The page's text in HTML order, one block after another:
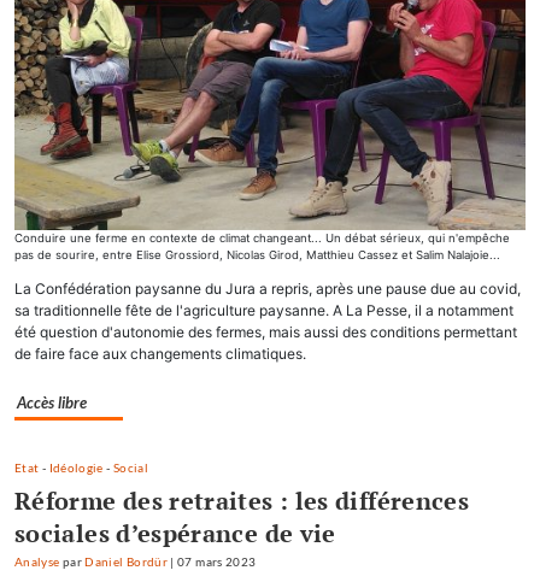
Conduire une ferme en contexte de climat changeant... Un débat sérieux, qui n'empêche
pas de sourire, entre Elise Grossiord, Nicolas Girod, Matthieu Cassez et Salim Nalajoie...
La Confédération paysanne du Jura a repris, après une pause due au covid,
sa traditionnelle fête de l'agriculture paysanne. A La Pesse, il a notamment
été question d'autonomie des fermes, mais aussi des conditions permettant
de faire face aux changements climatiques.
Accès libre
Etat - Idéologie - Social
Réforme des retraites : les différences
sociales d’espérance de vie
Analyse parDaniel Bordür |07 mars 2023